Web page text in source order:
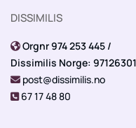
DISSIMILIS
 Orgnr 974 253 445 /
Dissimilis Norge:
 post@dissimilis.no
 67 17 48 80